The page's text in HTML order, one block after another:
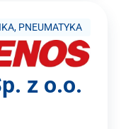
PNEUMATYKA
z o.o.